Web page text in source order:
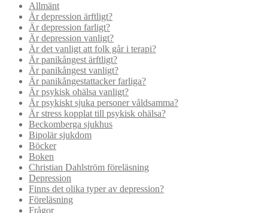
Allmänt
Är depression ärftligt?
Är depression farligt?
Är depression vanligt?
Är det vanligt att folk går i terapi?
Är panikångest ärftligt?
Är panikångest vanligt?
Är panikångestattacker farliga?
Är psykisk ohälsa vanligt?
Är psykiskt sjuka personer våldsamma?
Är stress kopplat till psykisk ohälsa?
Beckomberga sjukhus
Bipolär sjukdom
Böcker
Boken
Christian Dahlström föreläsning
Depression
Finns det olika typer av depression?
Föreläsning
Frågor